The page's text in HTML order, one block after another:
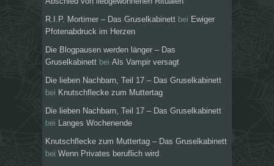
R.I.P. Mortimer – Das Gruselkabinett bei Ewiger
Pfotenabdruck im Herzen
Die Blogpausen werden länger – Das
Gruselkabinett bei Als Vampir versagt
Die lieben Nachbarn, Teil 17 – Das Gruselkabinett
bei Knutschflecke zum Muttertag
Die lieben Nachbarn, Teil 17 – Das Gruselkabinett
bei
Langes Wochenende
Knutschflecke zum Muttertag – Das Gruselkabinett
bei Wenn Privates beruflich wird